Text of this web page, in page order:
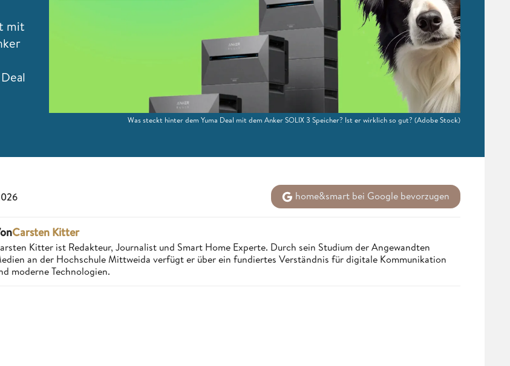
mit
Was steckt hinter dem Yuma Deal mit dem Anker SOLIX 3 Speicher? Ist er wirklich so gut? (Adobe Stock)
home&smart bei Google bevorzugen
Carsten Kitter
Kitter ist Redakteur, Journalist und Smart Home Experte. Durch sein Studium der Angewandten
an der Hochschule Mittweida verfügt er über ein fundiertes Verständnis für digitale Kommunikation
moderne Technologien.